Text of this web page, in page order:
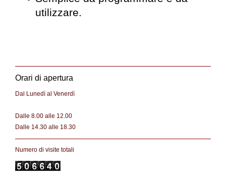
utilizzare.
Orari di apertura
Dal Lunedì al Venerdì
Dalle 8.00 alle 12.00
Dalle 14.30 alle 18.30
Numero di visite totali